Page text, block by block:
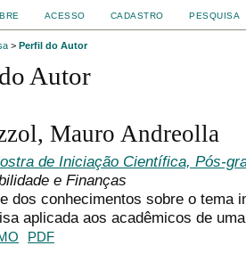
ACESSO CADASTRO PESQUISA
> Perfil do Autor
Autor
Mauro Andreolla
de Iniciação Científica, Pós-
e Finanças
dos conhecimentos sobre o tema
aplicada aos acadêmicos de
PDF